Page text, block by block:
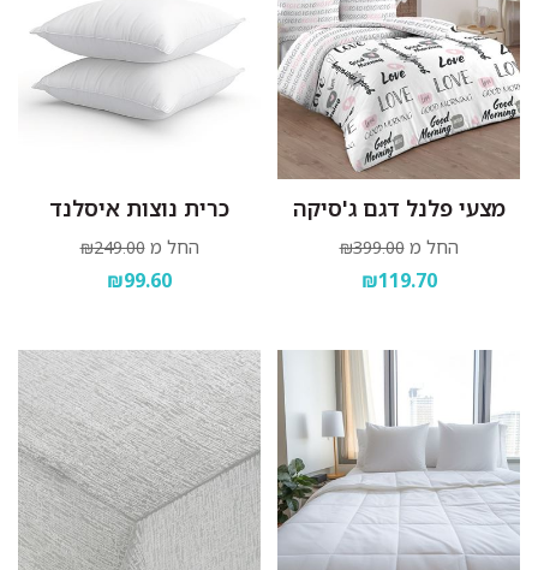
מצעי פלנל דגם ג'סיקה
החל מ ₪399.00
₪119.70
כרית נוצות איסלנד
החל מ ₪249.00
₪99.60